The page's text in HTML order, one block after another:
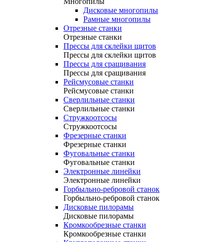
Дисковые многопилы
Рамные многопилы
Отрезные станки
Отрезные станки
Прессы для склейки щитов
Прессы для склейки щитов
Прессы для сращивания
Прессы для сращивания
Рейсмусовые станки
Рейсмусовые станки
Сверлильные станки
Сверлильные станки
Стружкоотсосы
Стружкоотсосы
Фрезерные станки
Фрезерные станки
Фуговальные станки
Фуговальные станки
Электронные линейки
Электронные линейки
Горбыльно-ребровой станок
Горбыльно-ребровой станок
Дисковые пилорамы
Дисковые пилорамы
Кромкообрезные станки
Кромкообрезные станки